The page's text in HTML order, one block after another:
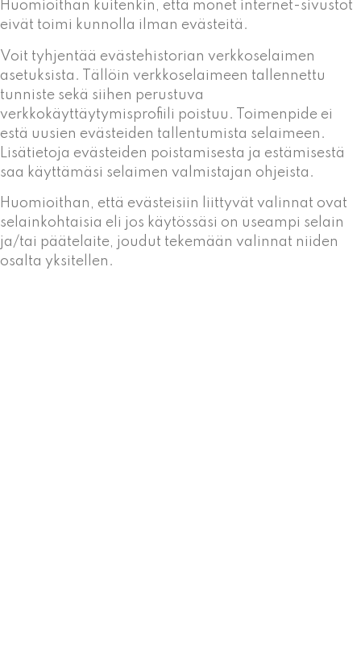
Huomioithan kuitenkin, että monet internet-sivustot
eivät toimi kunnolla ilman evästeitä.
Voit tyhjentää evästehistorian verkkoselaimen
asetuksista. Tällöin verkkoselaimeen tallennettu
tunniste sekä siihen perustuva
verkkokäyttäytymisprofiili poistuu. Toimenpide ei
estä uusien evästeiden tallentumista selaimeen.
Lisätietoja evästeiden poistamisesta ja estämisestä
saa käyttämäsi selaimen valmistajan ohjeista.
Huomioithan, että evästeisiin liittyvät valinnat ovat
selainkohtaisia eli jos käytössäsi on useampi selain
ja/tai päätelaite, joudut tekemään valinnat niiden
osalta yksitellen.